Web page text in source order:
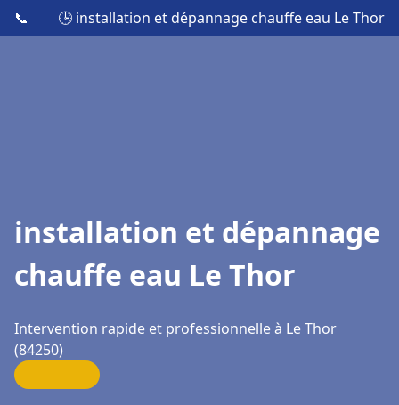
📞 🕒 installation et dépannage chauffe eau Le Thor
installation et dépannage
chauffe eau Le Thor
Intervention rapide et professionnelle à Le Thor
(84250)